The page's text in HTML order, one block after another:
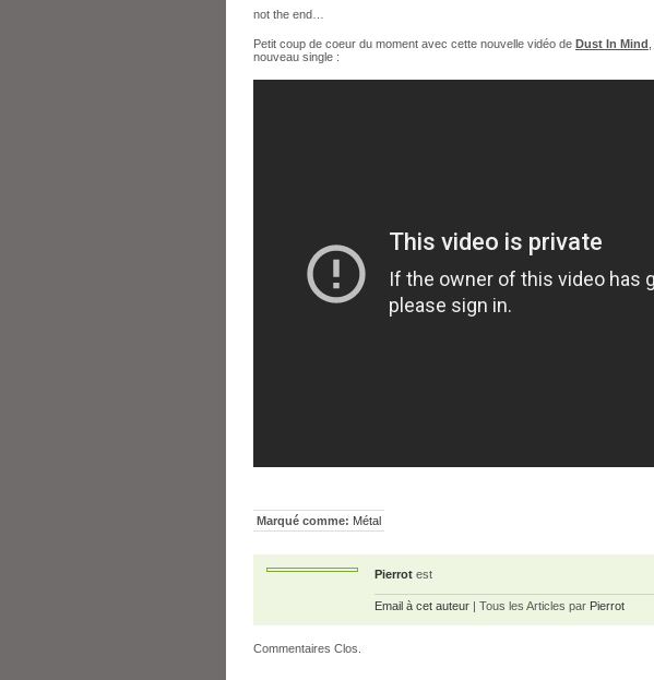
not the end…
Petit coup de coeur du moment avec cette nouvelle vidéo de Dust In Mind
nouveau single :
Marqué comme: Métal
Pierrot est
Email à cet auteur | Tous les Articles par Pierrot
Commentaires Clos.